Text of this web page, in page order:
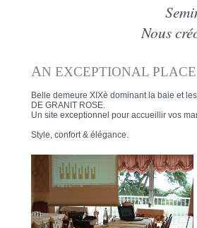
Nous
AN EXCEPTIONAL PLACE
Belle demeure XIXè dominant la baie et
DE GRANIT ROSE.
Un site exceptionnel pour accueillir vos
Style, confort & élégance.